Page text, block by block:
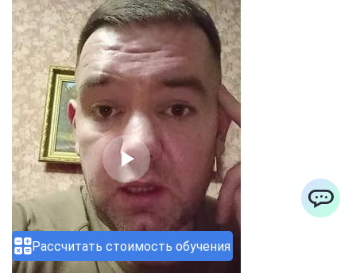
Рассчитать стоимость обучения
ChatApp